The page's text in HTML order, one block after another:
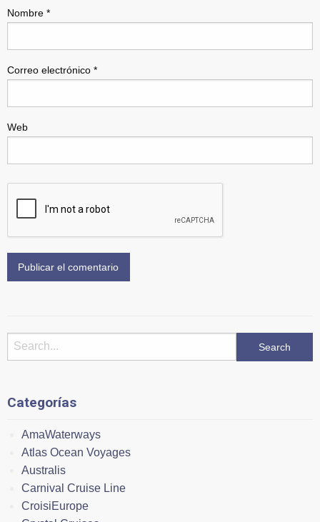
Nombre *
Correo electrónico *
Web
Categorías
AmaWaterways
Atlas Ocean Voyages
Australis
Carnival Cruise Line
CroisiEurope